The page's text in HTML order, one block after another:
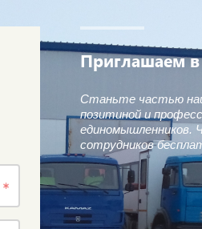
Приглашаем
Станьте частью
позитиной и
единомышленников.
сотрудников